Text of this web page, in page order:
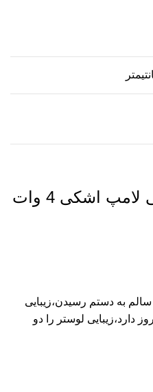
فیلامنتی لامپ اشکی 4 وات
به دستم رسیدن،زیبایی
دارد،زیبایی لوستر را دو